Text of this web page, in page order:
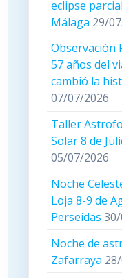
eclipse
Málaga 29/
Observación
57 años del
cambió la
07/07/2026
Taller
Solar 8 de
05/07/2026
Noche
Loja 8-9 de
Perseidas
Noche de
Zafarraya